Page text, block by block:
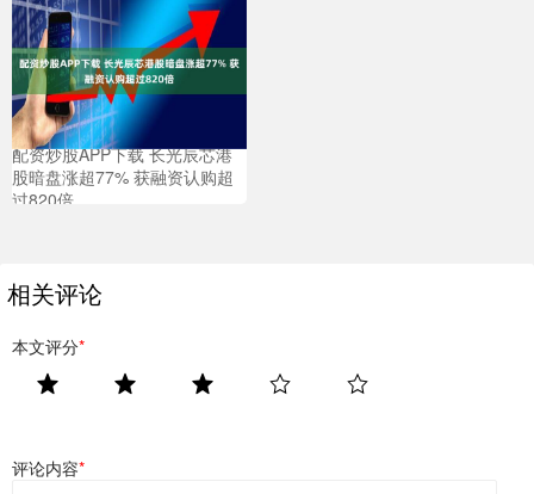
配资炒股APP下载 长光辰芯港
股暗盘涨超77% 获融资认购超
过820倍
相关评论
本文评分*
评论内容*